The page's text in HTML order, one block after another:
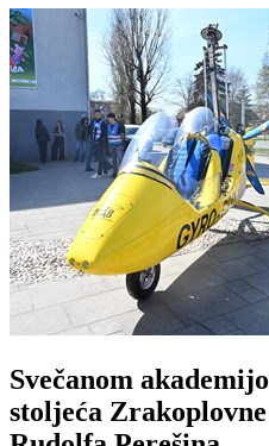
Svečanom
stoljeća